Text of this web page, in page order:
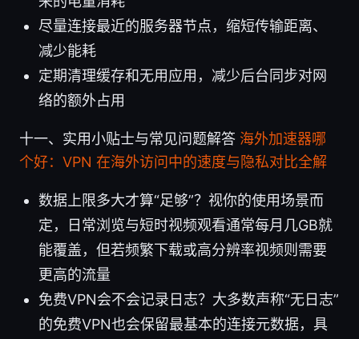
尽量连接最近的服务器节点，缩短传输距离、
减少能耗
定期清理缓存和无用应用，减少后台同步对网
络的额外占用
十一、实用小贴士与常见问题解答 海外加速器哪
个好：VPN 在海外访问中的速度与隐私对比全解
数据上限多大才算“足够”？视你的使用场景而
定，日常浏览与短时视频观看通常每月几GB就
能覆盖，但若频繁下载或高分辨率视频则需要
更高的流量
免费VPN会不会记录日志？大多数声称“无日志”
的免费VPN也会保留最基本的连接元数据，具